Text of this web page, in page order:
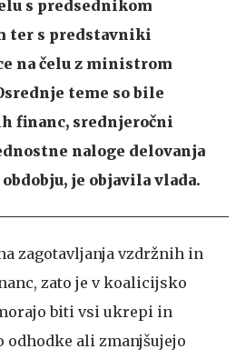
s predsednikom
ter s predstavniki
na čelu z ministrom
teme so bile
financ, srednjeročni
naloge delovanja
je objavila vlada.
zagotavljanja vzdržnih in
zato je v koalicijsko
biti vsi ukrepi in
odhodke ali zmanjšujejo